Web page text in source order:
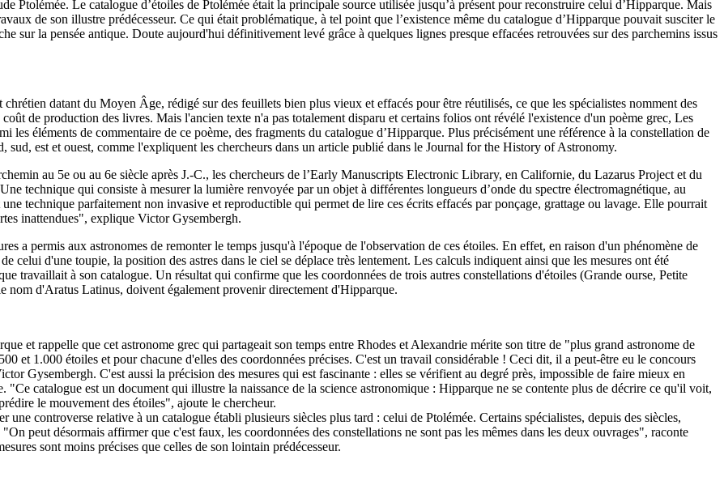
Ptolémée. Le catalogue d’étoiles de Ptolémée était la principale source utilisée jusqu’à présent pour reconstruire celui d’Hipparque. Mais
de son illustre prédécesseur. Ce qui était problématique, à tel point que l’existence même du catalogue d’Hipparque pouvait susciter le
sur la pensée antique. Doute aujourd'hui définitivement levé grâce à quelques lignes presque effacées retrouvées sur des parchemins issus
datant du Moyen Âge, rédigé sur des feuillets bien plus vieux et effacés pour être réutilisés, ce que les spécialistes nomment des
de production des livres. Mais l'ancien texte n'a pas totalement disparu et certains folios ont révélé l'existence d'un poème grec, Les
les éléments de commentaire de ce poème, des fragments du catalogue d’Hipparque. Plus précisément une référence à la constellation de
sud, est et ouest, comme l'expliquent les chercheurs dans un article publié dans le Journal for the History of Astronomy.
au 5e ou au 6e siècle après J.-C., les chercheurs de l’Early Manuscripts Electronic Library, en Californie, du Lazarus Project et du
technique qui consiste à mesurer la lumière renvoyée par un objet à différentes longueurs d’onde du spectre électromagnétique, au
technique parfaitement non invasive et reproductible qui permet de lire ces écrits effacés par ponçage, grattage ou lavage. Elle pourrait
inattendues", explique Victor Gysembergh.
a permis aux astronomes de remonter le temps jusqu'à l'époque de l'observation de ces étoiles. En effet, en raison d'un phénomène de
celui d'une toupie, la position des astres dans le ciel se déplace très lentement. Les calculs indiquent ainsi que les mesures ont été
travaillait à son catalogue. Un résultat qui confirme que les coordonnées de trois autres constellations d'étoiles (Grande ourse, Petite
nom d'Aratus Latinus, doivent également provenir directement d'Hipparque.
et rappelle que cet astronome grec qui partageait son temps entre Rhodes et Alexandrie mérite son titre de "plus grand astronome de
et 1.000 étoiles et pour chacune d'elles des coordonnées précises. C'est un travail considérable ! Ceci dit, il a peut-être eu le concours
Gysembergh. C'est aussi la précision des mesures qui est fascinante : elles se vérifient au degré près, impossible de faire mieux en
catalogue est un document qui illustre la naissance de la science astronomique : Hipparque ne se contente plus de décrire ce qu'il voit,
le mouvement des étoiles", ajoute le chercheur.
une controverse relative à un catalogue établi plusieurs siècles plus tard : celui de Ptolémée. Certains spécialistes, depuis des siècles,
peut désormais affirmer que c'est faux, les coordonnées des constellations ne sont pas les mêmes dans les deux ouvrages", raconte
sont moins précises que celles de son lointain prédécesseur.